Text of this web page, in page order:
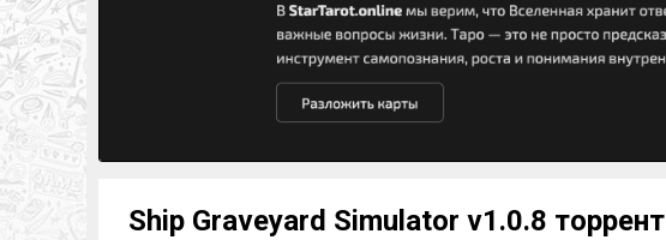
Ship Graveyard Simulator v1.0.8 торрент